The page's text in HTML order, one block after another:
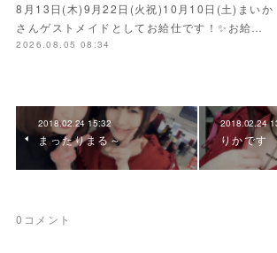
8月13日(木)9月22日(火祝)10月10日(土)まいか
さんゲストメイドとしてお給仕です！✨お給…
2026.08.05 08:34
2018.02.24 15:32
まったりまる～
2018.02.24
りかです
0 コメント